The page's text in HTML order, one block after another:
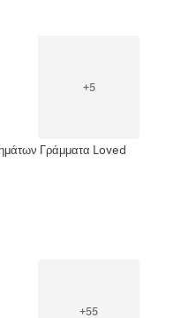
+5
Γράμματα Loved
+55